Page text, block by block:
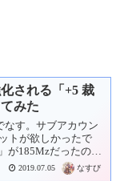
される「+5 裁
みた
なす。サブアカウン
トが欲しかったで
が185Mzだったので
+7 ホーリーステッ
」のセットでどのく
2019.07.05 なすび